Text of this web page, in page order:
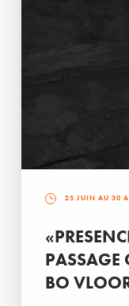
25 JUIN AU 30
PASSAGE
BO